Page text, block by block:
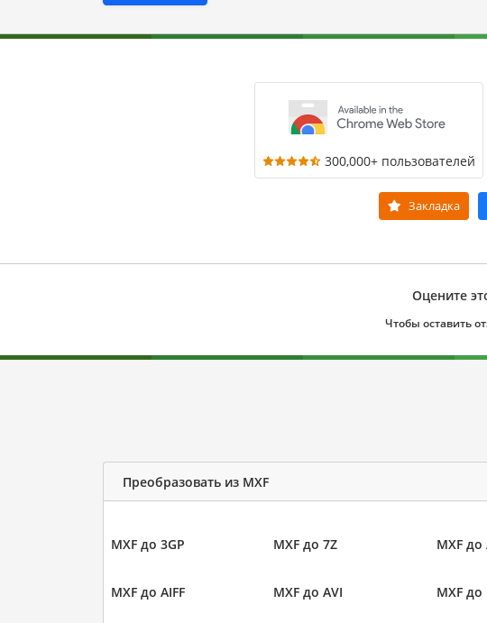
300,000+ пользователей
Закладка
Оцените
Чтобы оставить
Преобразовать из MXF
MXF до 3GP MXF до 7Z MXF до
MXF до AIFF MXF до AVI MXF до